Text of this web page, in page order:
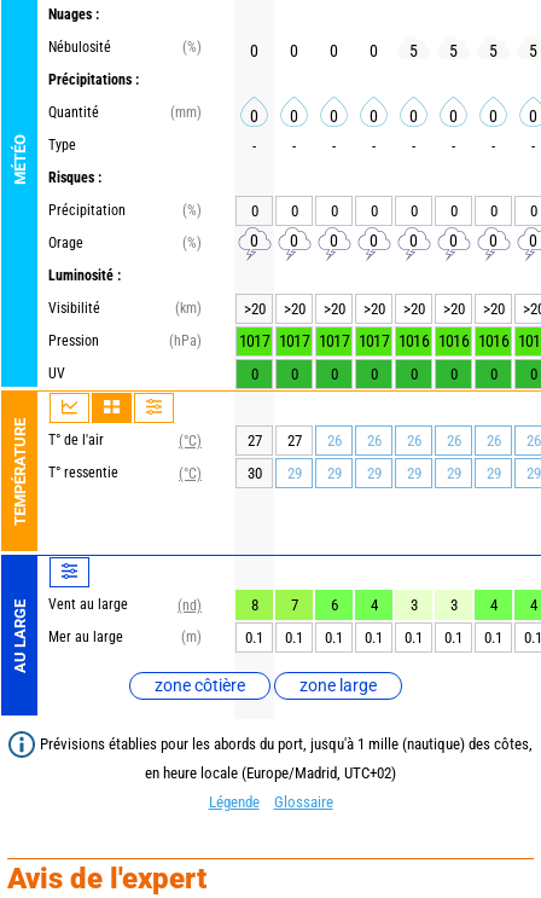
MÉTÉO
Nuages :
Nébulosité
(%)
Précipitations :
Quantité
(mm)
Type
Risques :
Précipitation
(%)
Orage
(%)
Luminosité :
Visibilité
(km)
Pression
(hPa)
UV
TEMPÉRATURE T° de l'air
(°C)
T° ressentie
(°C)
AU LARGE Vent au large
(nd)
Mer au large
(m)
zone côtière zone large
0 0 0 0 5 5 5 5
0 0 0 0 0 0 0 0
- - - - - - - -
0 0 0 0 0 0 0 0
0 0 0 0 0 0 0 0
>20 >20 >20 >20 >20 >20 >20
1017 1017 1017 1017 1016 1016 1016
0 0 0 0 0 0 0 0
27 27 26 26 26 26 26
26
30
29 29 29 29 29 29 29
8 7 6 4 3 3 4
4
0.1
0.1 0.1 0.1 0.1 0.1 0.1 0.1
Prévisions établies pour les abords du port, jusqu'à 1 mille (nautique) des côtes,
en heure locale (Europe/Madrid, UTC+02)
Légende
Glossaire
Avis de l'expert